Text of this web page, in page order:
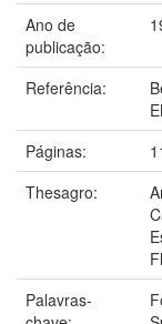
Ano de
publicação:
Referência:
Páginas:
Thesagro:
Palavras-